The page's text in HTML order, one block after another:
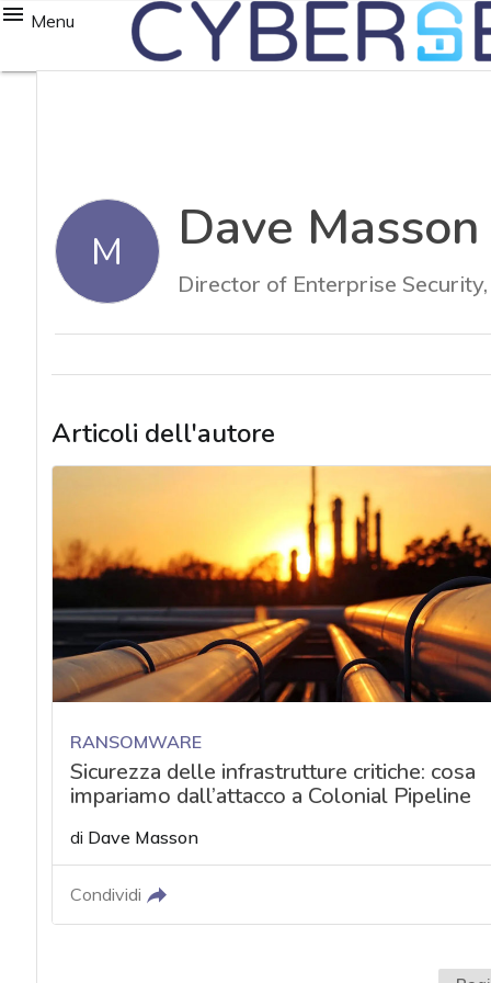
Menu
M Dave Masson
Director of Enterprise
Articoli dell'autore
RANSOMWARE
Sicurezza delle infrastrutture critiche: cosa
impariamo dall’attacco a Colonial Pipeline
di Dave Masson
Condividi